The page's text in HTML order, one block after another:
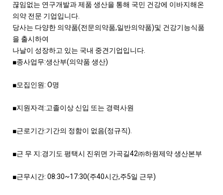
끊임없는 연구개발과 제품 생산을 통해 국민 건강에 이바지해온
의약 전문 기업입니다
당사는 다양한 의약품(전문의약품,일반의약품)및 건강기능식품
을 출시하여
나날이 성장하고 있는 국내 중견기업입니다
■종사업무:생산부(의약품 생산)
■모집인원: O명
■지원자격:고졸이상 신입 또는 경력사원
■근로기간:기간의 정함이 없음(정규직).
■근 무 지:경기도 평택시 진위면 가곡길42㈜하원제약 생산본부
■근무시간: 08:30~17:30(주40시간,주5일 근무)